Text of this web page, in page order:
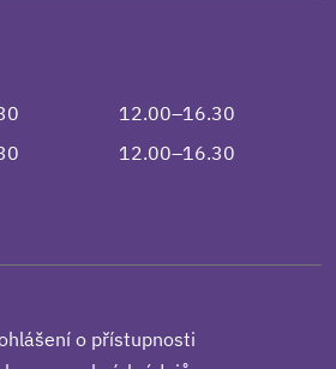
12.00–16.30
12.00–16.30
o přístupnosti